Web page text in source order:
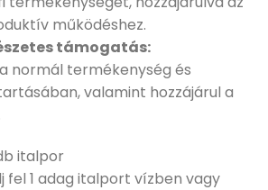
működéshez.
támogatás:
normál termékenység és
valamint hozzájárul a
italpor
fel 1 adag italport vízben vagy